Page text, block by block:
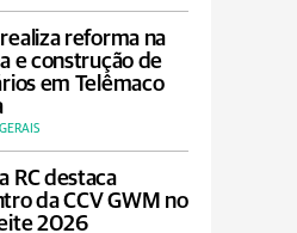
realiza reforma na
e construção de
em Telêmaco
RC destaca
da CCV GWM no
2026